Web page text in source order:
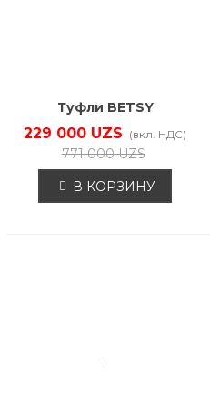
Туфли BETSY
938310/10-01
229 000 UZS (вкл. НДС)
771 000 UZS
В КОРЗИНУ